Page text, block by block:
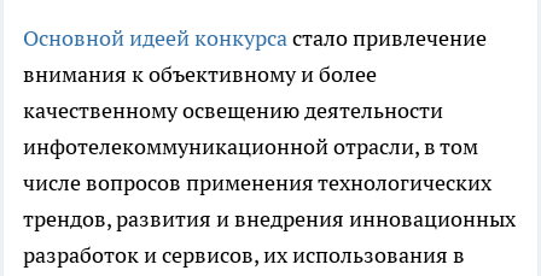
Основной идеей конкурсастало привлечение
внимания к объективному и более
качественному освещению деятельности
инфотелекоммуникационной отрасли, в том
числе вопросов применения технологических
трендов, развития и внедрения инновационных
разработок и сервисов, их использования в